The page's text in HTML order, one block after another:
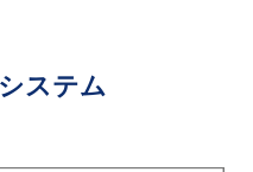
ステム